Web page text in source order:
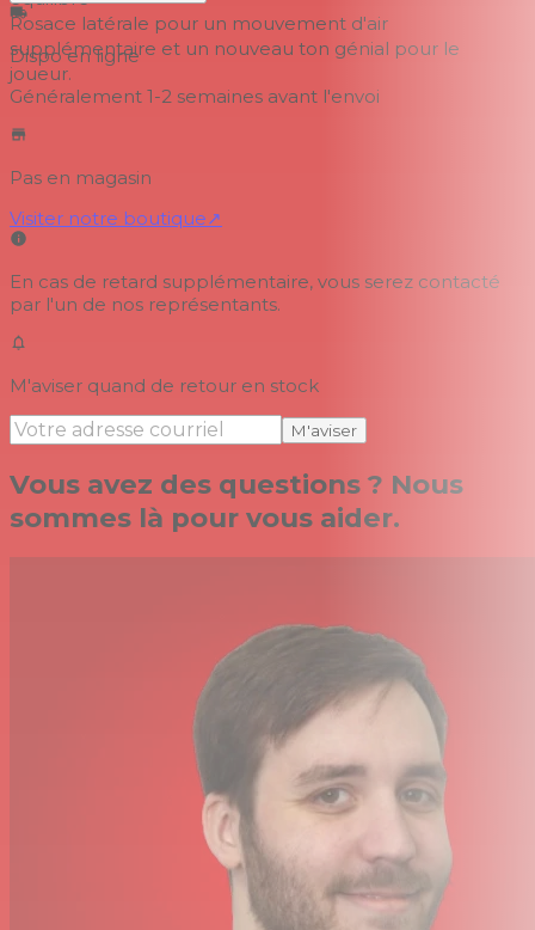
Rosace latérale pour un mouvement d'air
supplémentaire et un nouveau ton génial pour le
joueur.
Dispo en ligne
Généralement 1-2 semaines avant l'envoi
Pas en magasin
Visiter notre boutique↗
En cas de retard supplémentaire, vous serez contacté
par l'un de nos représentants.
M'aviser quand de retour en stock
M'aviser
Vous avez des questions ? Nous
sommes là pour vous aider.